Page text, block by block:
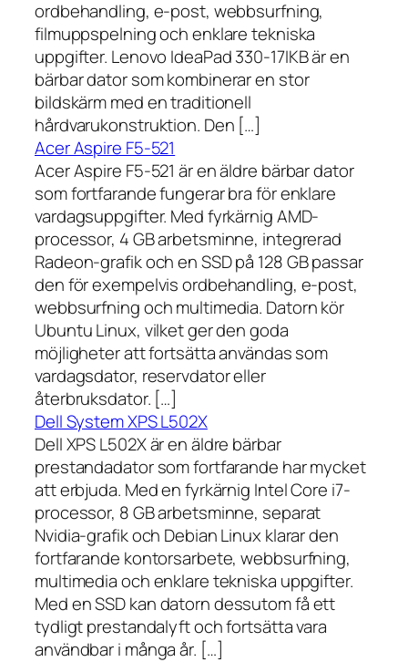
ordbehandling, e-post, webbsurfning,
filmuppspelning och enklare tekniska
uppgifter. Lenovo IdeaPad 330-17IKB är en
bärbar dator som kombinerar en stor
bildskärm med en traditionell
hårdvarukonstruktion. Den […]
Acer Aspire F5-521
Acer Aspire F5-521 är en äldre bärbar dator
som fortfarande fungerar bra för enklare
vardagsuppgifter. Med fyrkärnig AMD-
processor, 4 GB arbetsminne, integrerad
Radeon-grafik och en SSD på 128 GB passar
den för exempelvis ordbehandling, e-post,
webbsurfning och multimedia. Datorn kör
Ubuntu Linux, vilket ger den goda
möjligheter att fortsätta användas som
vardagsdator, reservdator eller
återbruksdator. […]
Dell System XPS L502X
Dell XPS L502X är en äldre bärbar
prestandadator som fortfarande har mycket
att erbjuda. Med en fyrkärnig Intel Core i7-
processor, 8 GB arbetsminne, separat
Nvidia-grafik och Debian Linux klarar den
fortfarande kontorsarbete, webbsurfning,
multimedia och enklare tekniska uppgifter.
Med en SSD kan datorn dessutom få ett
tydligt prestandalyft och fortsätta vara
användbar i många år. […]